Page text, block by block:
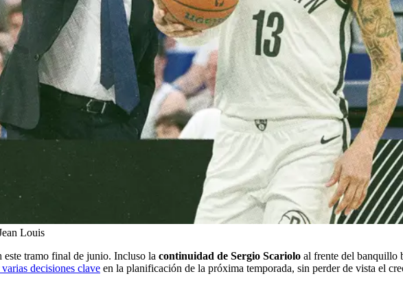
Louis
este tramo final de junio. Incluso la continuidad de Sergio Scariolo al frente del banquillo
decisiones clave en la planificación de la próxima temporada, sin perder de vista el